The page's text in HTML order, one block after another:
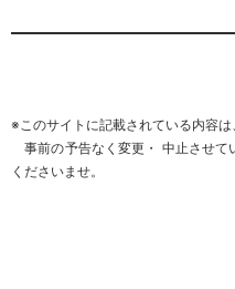
※このサイトに記載されている内容は
事前の予告なく変更・ 中止させて
くださいませ。